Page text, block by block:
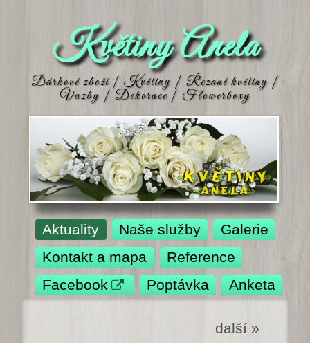
Květiny Anela
Dárkové zboží | Květiny | Řezané květiny |
Vazby | Dekorace | Flowerboxy
Aktuality Naše služby
Galerie
Kontakt a mapa
Reference
Facebook
Poptávka Anketa
další »